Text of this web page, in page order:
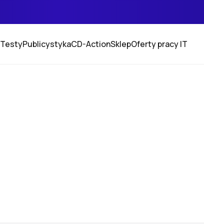
TestyPublicystykaCD-ActionSklepOferty pracy IT